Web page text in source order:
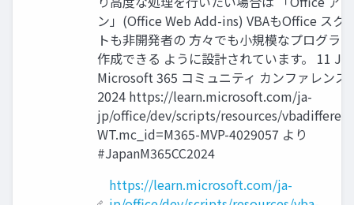
ン」(Office Web Add-ins) VBAもOffice スク
トも非開発者の 方々でも小規模なプログラ
作成できる ように設計されています。 11
Microsoft 365 コミュニティ カンファレンス
2024 https://learn.microsoft.com/ja-
jp/office/dev/scripts/resources/
WT.mc_id=M365-MVP-4029057 より
#JapanM365CC2024
https://learn.microsoft.com/ja-